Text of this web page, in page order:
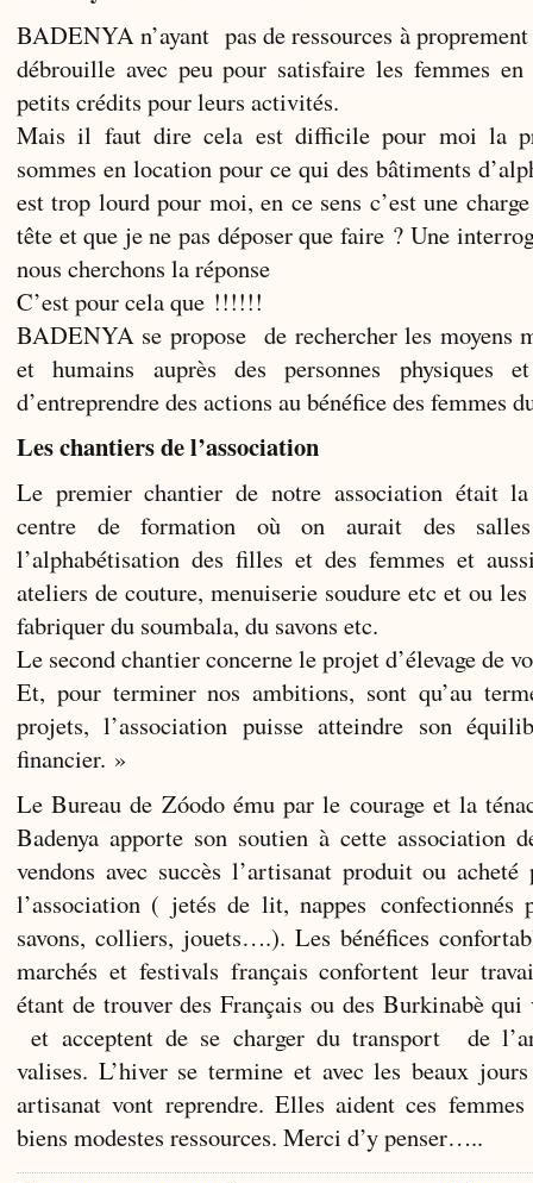
BADENYA n’ayant pas de ressources à
débrouille avec peu pour satisfaire les femmes
petits crédits pour leurs activités.
Mais il faut dire cela est difficile pour moi la
sommes en location pour ce qui des bâtiments
est trop lourd pour moi, en ce sens c’est une
tête et que je ne pas déposer que faire ? Une
nous cherchons la réponse
C’est pour cela que !!!!!!
BADENYA se propose de rechercher les moyens
et humains auprès des personnes physiques
d’entreprendre des actions au bénéfice des femmes
Les chantiers de l’association
Le premier chantier de notre association était la
centre de formation où on aurait des
l’alphabétisation des filles et des femmes et
ateliers de couture, menuiserie soudure etc et ou
fabriquer du soumbala, du savons etc.
Le second chantier concerne le projet d’élevage de
Et, pour terminer nos ambitions, sont qu’au
projets, l’association puisse atteindre son
financier. »
Le Bureau de Zóodo ému par le courage et la
Badenya apporte son soutien à cette association
vendons avec succès l’artisanat produit ou
l’association ( jetés de lit, nappes confectionnés
savons, colliers, jouets….). Les bénéfices
marchés et festivals français confortent leur
étant de trouver des Français ou des Burkinabè qui
et acceptent de se charger du transport de
valises. L’hiver se termine et avec les beaux
artisanat vont reprendre. Elles aident ces
biens modestes ressources. Merci d’y penser…..